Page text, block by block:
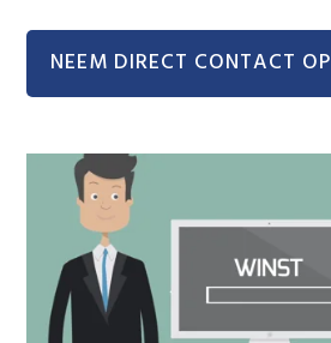
NEEM DIRECT CONTACT OP